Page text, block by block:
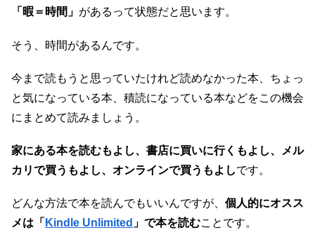
「暇＝時間」 があるって状態だと思います。
そう、時間があるんです。
今まで読もうと思っていたけれど読めなかった本、ちょっ
と気になっている本、積読になっている本などをこの機会
にまとめて読みましょう。
家にある本を読むもよし、書店に買いに行くもよし、メル
カリで買うもよし、オンラインで買うもよしです。
どんな方法で本を読んでもいいんですが、 個人的にオスス
メは「 Kindle Unlimited 」で本を読むことです。